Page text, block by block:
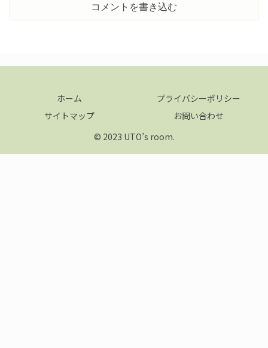
コメントを書き込む
ホーム
プライバシーポリシー
サイトマップ
お問い合わせ
© 2023 UTO’s room.